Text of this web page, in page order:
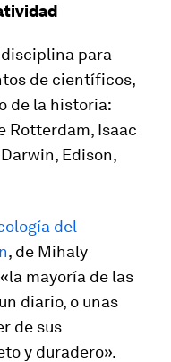
para
de científicos,
de la historia:
Rotterdam, Isaac
Edison,
del
, de Mihaly
mayoría de las
diario, o unas
de sus
y duradero».